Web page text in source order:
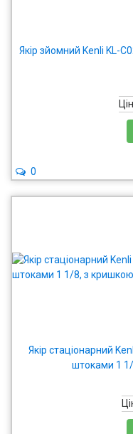
Якір зйомний Kenli KL-
0
Якір стаціонарний
штоками 1